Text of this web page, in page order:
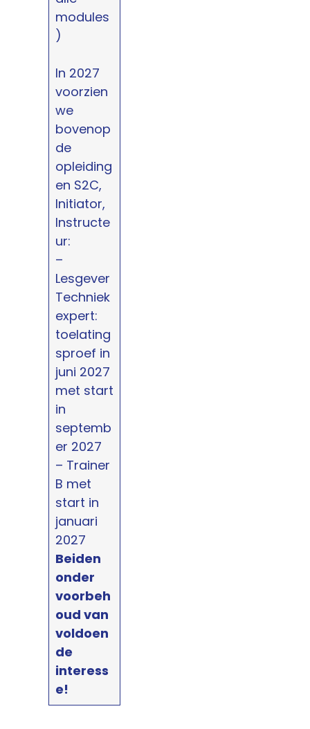
modules
)
In 2027
voorzien
we
bovenop
de
opleiding
en S2C,
Initiator,
Instructe
ur:
–
Lesgever
Techniek
expert:
toelating
sproef in
juni 2027
met start
in
septemb
er 2027
– Trainer
B met
start in
januari
2027
Beiden
onder
voorbeh
oud van
voldoen
de
interess
e!